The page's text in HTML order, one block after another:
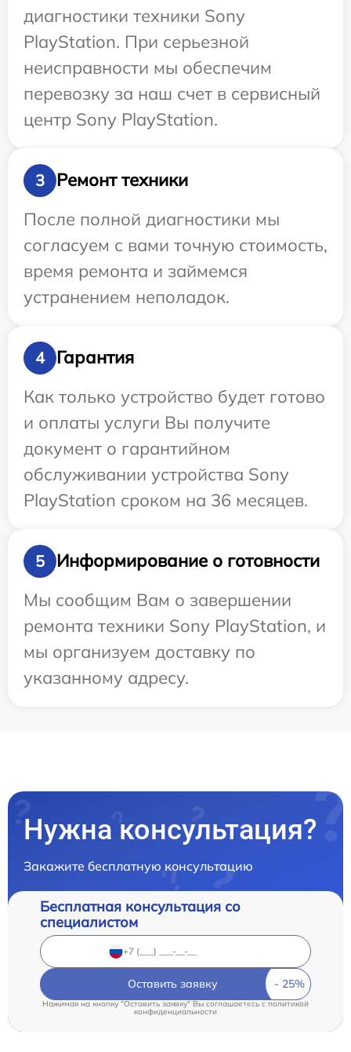
диагностики техники Sony
PlayStation. При серьезной
неисправности мы обеспечим
перевозку за наш счет в сервисный
центр Sony PlayStation.
3
Ремонт техники
После полной диагностики мы
согласуем с вами точную стоимость,
время ремонта и займемся
устранением неполадок.
4
Гарантия
Как только устройство будет готово
и оплаты услуги Вы получите
документ о гарантийном
обслуживании устройства Sony
PlayStation сроком на 36 месяцев.
5
Информирование о готовности
Мы сообщим Вам о завершении
ремонта техники Sony PlayStation, и
мы организуем доставку по
указанному адресу.
Нужна консультация?
Закажите бесплатную консультацию
Бесплатная консультация со
специалистом
Оставить заявку
Нажимая на кнопку "Оставить заявку" Вы соглашаетесь cполитикой
конфиденциальности